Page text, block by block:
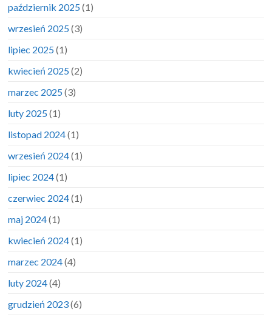
październik 2025(1)
wrzesień 2025(3)
lipiec 2025(1)
kwiecień 2025(2)
marzec 2025(3)
luty 2025(1)
listopad 2024(1)
wrzesień 2024(1)
lipiec 2024(1)
czerwiec 2024(1)
maj 2024(1)
kwiecień 2024(1)
marzec 2024(4)
luty 2024(4)
grudzień 2023(6)